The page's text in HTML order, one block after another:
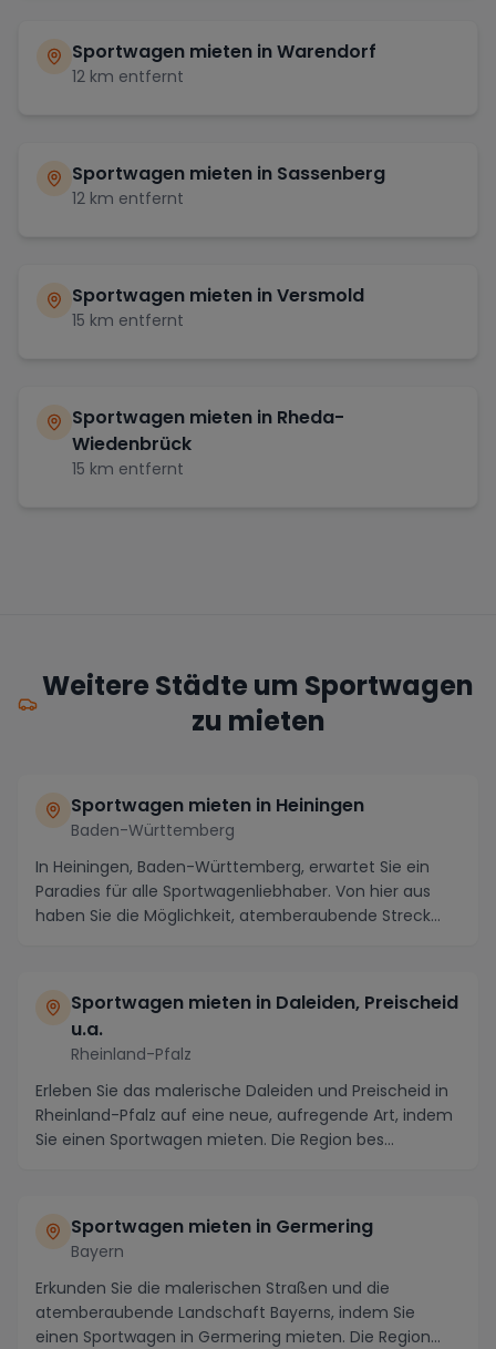
Sportwagen mieten inWarendorf
12 km entfernt
Sportwagen mieten in Sassenberg
12 km entfernt
Sportwagen mieten inVersmold
15 km entfernt
Sportwagen mieten in Rheda-
Wiedenbrück
15 km entfernt
Weitere Städte um Sportwagen
zu mieten
Sportwagen mieten in Heiningen
Baden-Württemberg
In Heiningen, Baden-Württemberg, erwartet Sie ein
Paradies für alle Sportwagenliebhaber. Von hier aus
haben Sie die Möglichkeit, atemberaubende Streck...
Sportwagen mieten in Daleiden, Preischeid
u.a.
Rheinland-Pfalz
Erleben Sie das malerische Daleiden und Preischeid in
Rheinland-Pfalz auf eine neue, aufregende Art, indem
Sie einen Sportwagen mieten. Die Region bes...
Sportwagen mieten in Germering
Bayern
Erkunden Sie die malerischen Straßen und die
atemberaubende Landschaft Bayerns, indem Sie
einen Sportwagen in Germering mieten. Die Region